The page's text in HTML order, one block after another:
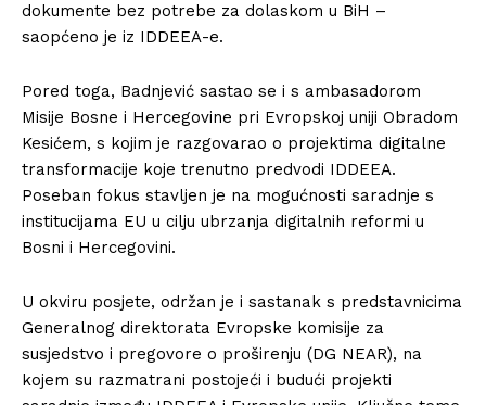
dokumente bez potrebe za dolaskom u BiH –
saopćeno je iz IDDEEA-e.
Pored toga, Badnjević sastao se i s ambasadorom
Misije Bosne i Hercegovine pri Evropskoj uniji Obradom
Kesićem, s kojim je razgovarao o projektima digitalne
transformacije koje trenutno predvodi IDDEEA.
Poseban fokus stavljen je na mogućnosti saradnje s
institucijama EU u cilju ubrzanja digitalnih reformi u
Bosni i Hercegovini.
U okviru posjete, održan je i sastanak s predstavnicima
Generalnog direktorata Evropske komisije za
susjedstvo i pregovore o proširenju (DG NEAR), na
kojem su razmatrani postojeći i budući projekti